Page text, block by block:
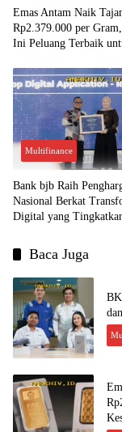
Emas Antam Naik
Rp2.379.000 per
Ini Peluang Terbaik
Multifinance
Bank bjb Raih
Nasional Berkat
Digital yang
Baca Juga